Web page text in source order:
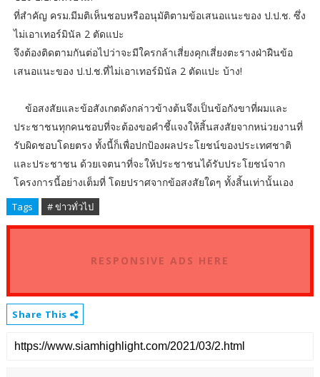
ที่สำคัญ ครม.มีมติเห็นชอบหรืออนุมัติตามข้อเสนอแนะของ ป.ป.ช. ซึ่ง
ไม่เอาเทอร์มินัล 2 ตัดแปะ
จึงต้องติดตามกันต่อไปว่าจะมีใครกล้าเสี่ยงคุกเสี่ยงตะรางฝ่าฝืนข้อ
เสนอแนะของ ป.ป.ช.ที่ไม่เอาเทอร์มินัล 2 ตัดแปะ บ้าง!
ข้อสงสัยและข้อสังเกตดังกล่าวข้างต้นจึงเป็นข้อกังขาที่ผมและ
ประชาชนทุกคนชอบที่จะต้องขอคำชี้แจงให้สิ้นสงสัยจากหน่วยงานที่
รับผิดชอบโดยตรง ทั้งนี้ก็เพื่อปกป้องผลประโยชน์ของประเทศชาติ
และประชาชน ด้วยเจตนาที่จะให้ประชาชนได้รับประโยชน์จาก
โครงการนี้อย่างเต็มที่ โดยปราศจากข้อสงสัยใดๆ ทั้งสิ้นเท่านั้นเอง
Tags # ข่าวทั่วไป
RESPONSIVE ADS HERE
Share This